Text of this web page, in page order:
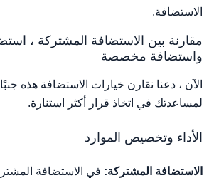
الاستضافة.
واستضافة مخصصة
الآن ، دعنا نقارن خيارات الاستضافة هذه
لمساعدتك في اتخاذ قرار أكثر استنارة.
الأداء وتخصيص الموارد
الاستضافة المشتركة: في الاستضافة